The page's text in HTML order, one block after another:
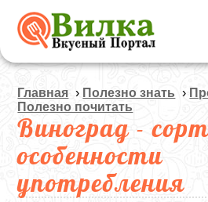
Главная › Полезно знать ›
Полезно почитать
Виноград -
особенности
употребления